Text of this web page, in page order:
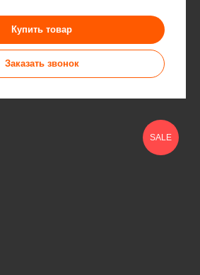
Купить товар
Заказать звонок
SALE